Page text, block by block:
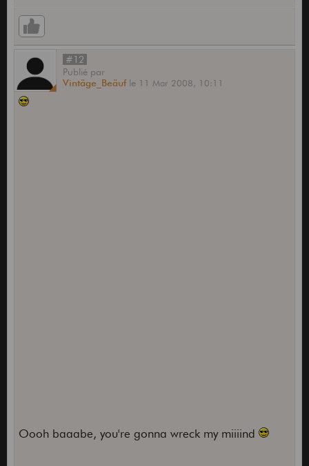
#12
Publié par
Vintäge_Beäuf le 11 Mar 2008, 10:11
Oooh baaabe, you're gonna wreck my miiiind